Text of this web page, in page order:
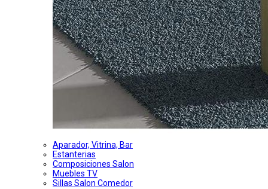
Aparador, Vitrina, Bar
Estanterias
Composiciones Salon
Muebles TV
Sillas Salon Comedor